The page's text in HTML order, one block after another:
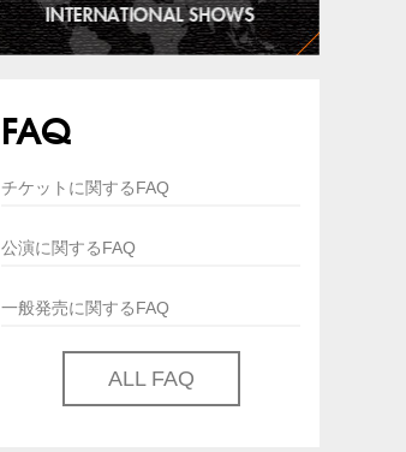
FAQ
チケットに関するFAQ
公演に関するFAQ
一般発売に関するFAQ
ALL FAQ